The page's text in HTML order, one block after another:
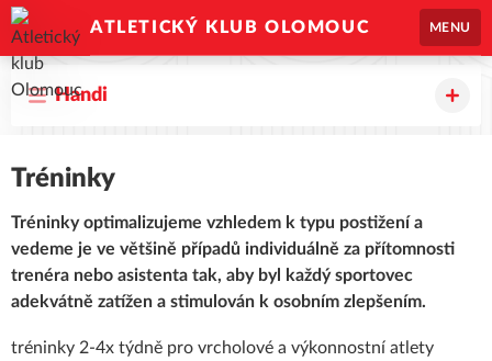
ATLETICKÝ KLUB OLOMOUC MENU
Handi
Tréninky
Tréninky optimalizujeme vzhledem k typu postižení a
vedeme je ve většině případů individuálně za přítomnosti
trenéra nebo asistenta tak, aby byl každý sportovec
adekvátně zatížen a stimulován k osobním zlepšením.
tréninky 2-4x týdně pro vrcholové a výkonnostní atlety